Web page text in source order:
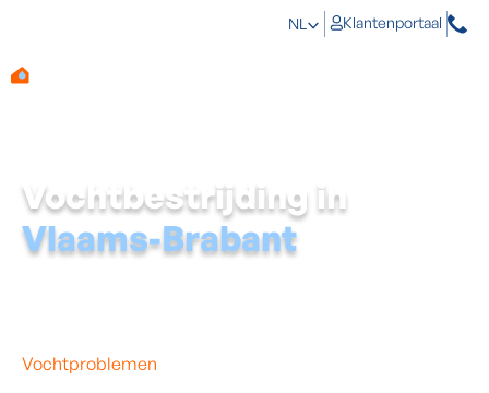
NL Klantenportaal
Vochtbestrijding in
Vlaams-Brabant
Vochtproblemen